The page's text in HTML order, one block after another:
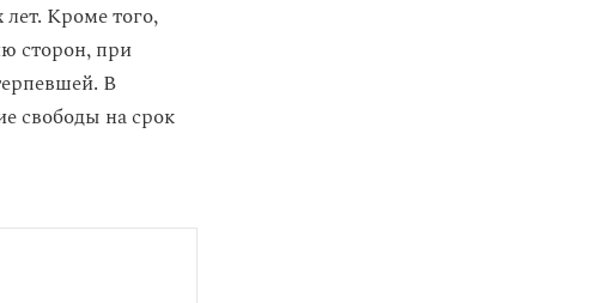
Кроме того,
сторон, при
В
свободы на срок